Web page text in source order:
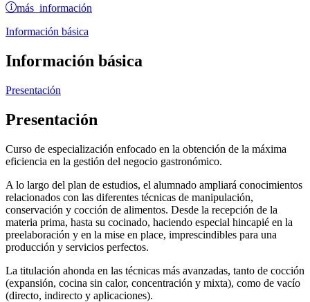
más información
Información básica
Información básica
Presentación
Presentación
Curso de especialización enfocado en la obtención de la máxima
eficiencia en la gestión del negocio gastronómico.
A lo largo del plan de estudios, el alumnado ampliará conocimientos
relacionados con las diferentes técnicas de manipulación,
conservación y cocción de alimentos. Desde la recepción de la
materia prima, hasta su cocinado, haciendo especial hincapié en la
preelaboración y en la mise en place, imprescindibles para una
producción y servicios perfectos.
La titulación ahonda en las técnicas más avanzadas, tanto de cocción
(expansión, cocina sin calor, concentración y mixta), como de vacío
(directo, indirecto y aplicaciones).